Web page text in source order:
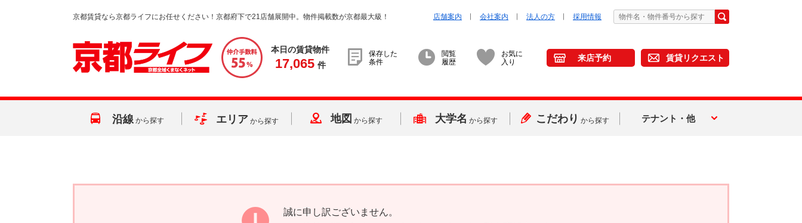
京都賃貸なら京都ライフにお任せください！京都府下で21店舗展開中。物件掲載数が京都最大級！ 店舗案内 会社案内 法人の方 採用情報
本日の賃貸物件
17,065 件
保存した
条件
閲覧
履歴
お気に
入り
来店予約 賃貸リクエスト
沿線 から探す エリア から探す 地図 から探す 大学名 から探す こだわり から探す テナント・他
誠に申し訳ございません。